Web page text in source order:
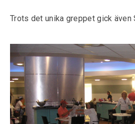
Trots det unika greppet gick även